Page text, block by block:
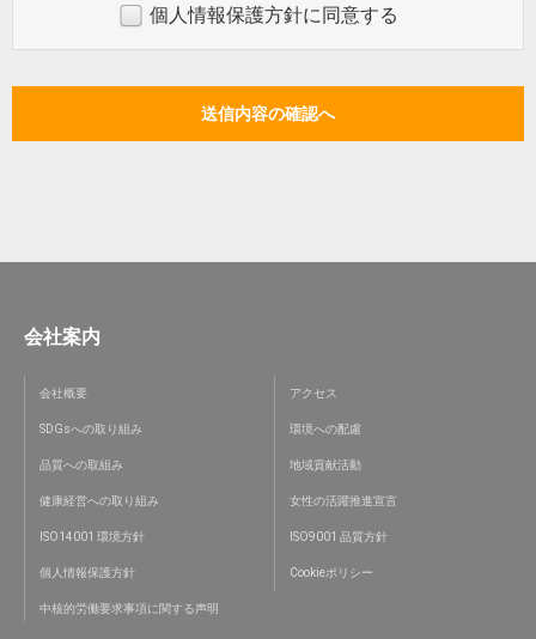
個人情報保護方針に同意する
会社案内
会社概要 アクセス
SDGsへの取り組み 環境への配慮
品質への取組み 地域貢献活動
健康経営への取り組み 女性の活躍推進宣言
ISO14001 環境方針 ISO9001 品質方針
個人情報保護方針 Cookieポリシー
中核的労働要求事項に関する声明